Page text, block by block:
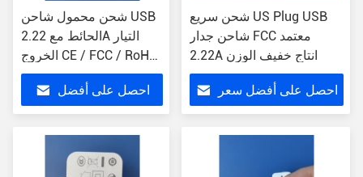
شحن محمول شاحن USB
الحائط مع 2.22A التيار
الخروج CE / FCC / RoHS
معتمدة
احصل على أفضل
شحن سريع US Plug USB
شاحن جدار FCC معتمد
2.22A انتاج خفيف الوزن
احصل على أفضل سعر